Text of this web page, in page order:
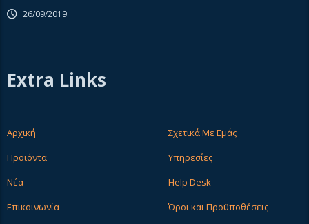
26/09/2019
Extra Links
Αρχική
Σχετικά Με Εμάς
Προϊόντα
Υπηρεσίες
Νέα
Help Desk
Επικοινωνία
Όροι και Προϋποθέσεις